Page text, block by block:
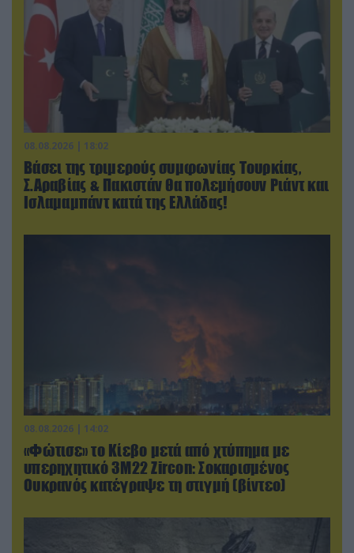
08.08.2026 | 18:02
Βάσει της τριμερούς συμφωνίας Τουρκίας,
Σ.Αραβίας & Πακιστάν θα πολεμήσουν Ριάντ και
Ισλαμαμπάντ κατά της Ελλάδας!
08.08.2026 | 14:02
«Φώτισε» το Κίεβο μετά από χτύπημα με
υπερηχητικό 3M22 Zircon: Σοκαρισμένος
Ουκρανός κατέγραψε τη στιγμή (βίντεο)